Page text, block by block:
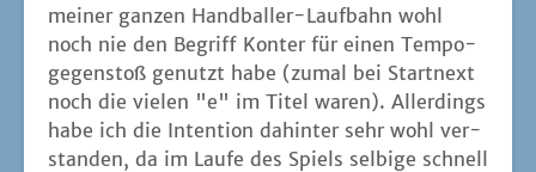
mei­ner gan­zen Hand­bal­ler-Lauf­bahn wohl
noch nie den Begriff Kon­ter für einen Tem­po­
ge­gen­stoß genutzt habe (zumal bei Start­next
noch die vie­len "e" im Titel waren). Aller­dings
habe ich die Inten­ti­on dahin­ter sehr wohl ver­
stan­den, da im Lau­fe des Spiels sel­bi­ge schnell